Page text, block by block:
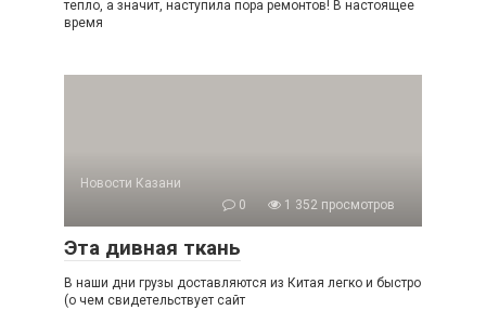
тепло, а значит, наступила пора ремонтов! В настоящее
время
Новости Казани
0
1 352 просмотров
Эта дивная ткань
В наши дни грузы доставляются из Китая легко и быстро
(о чем свидетельствует сайт